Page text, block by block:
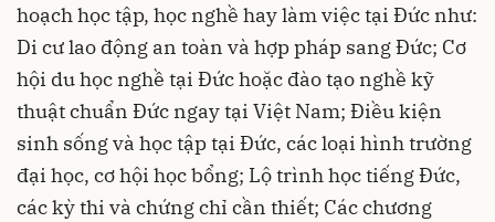
hoạch học tập, học nghề hay làm việc tại Đức như:
Di cư lao động an toàn và hợp pháp sang Đức; Cơ
hội du học nghề tại Đức hoặc đào tạo nghề kỹ
thuật chuẩn Đức ngay tại Việt Nam; Điều kiện
sinh sống và học tập tại Đức, các loại hình trường
đại học, cơ hội học bổng; Lộ trình học tiếng Đức,
các kỳ thi và chứng chỉ cần thiết; Các chương